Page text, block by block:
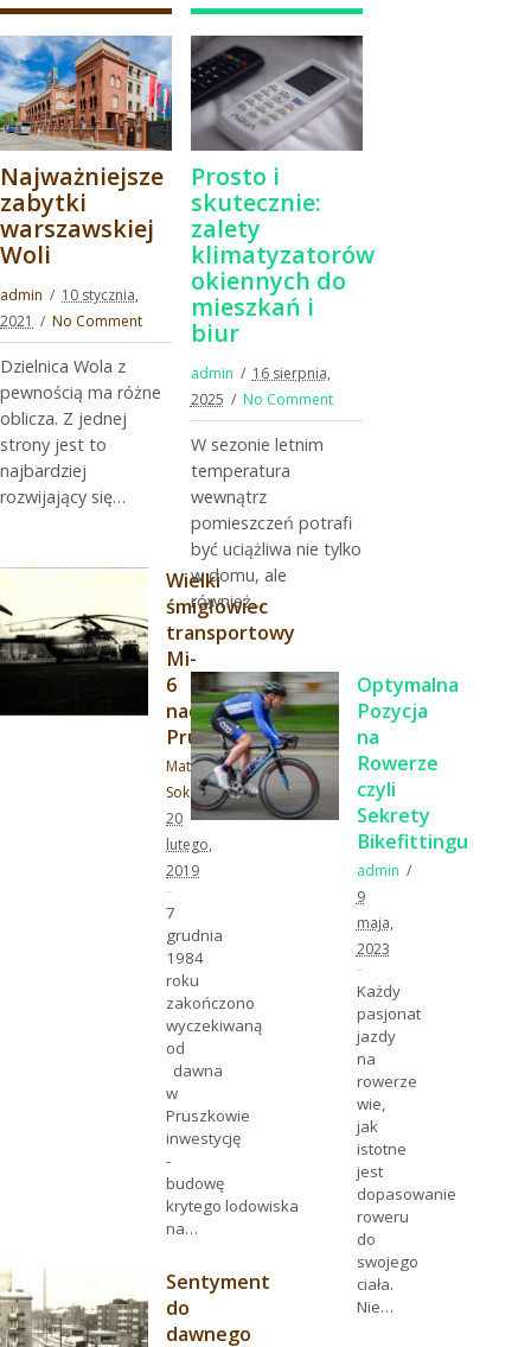
Najważniejsze
zabytki
warszawskiej
Woli
admin
10 stycznia,
2021
No Comment
Dzielnica Wola z
pewnością ma różne
oblicza. Z jednej
strony jest to
najbardziej
rozwijający się…
Wielki
śmigłowiec
transportowy
Mi-
6
nad
Pruszkowem
Mateusz
Sokołowski
20
lutego,
2019
7
grudnia
1984
roku
zakończono
wyczekiwaną
od
dawna
w
Pruszkowie
inwestycję
-
budowę
krytego lodowiska
na…
Sentyment
do
dawnego
Prosto i
skutecznie:
zalety
klimatyzatorów
okiennych do
mieszkań i
biur
admin
16 sierpnia,
2025
No Comment
W sezonie letnim
temperatura
wewnątrz
pomieszczeń potrafi
być uciążliwa nie tylko
w domu, ale
również…
Optymalna
Pozycja
na
Rowerze
czyli
Sekrety
Bikefittingu
admin
9
maja,
2023
Każdy
pasjonat
jazdy
na
rowerze
wie,
jak
istotne
jest
dopasowanie
roweru
do
swojego
ciała.
Nie…